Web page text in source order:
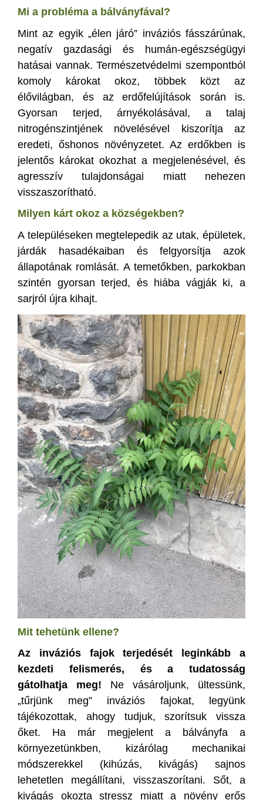
Mi a probléma a bálványfával?
Mint az egyik „élen járó” inváziós fásszárúnak,
negatív gazdasági és humán-egészségügyi
hatásai vannak. Természetvédelmi szempontból
komoly károkat okoz, többek közt az
élővilágban, és az erdőfelújítások során is.
Gyorsan terjed, árnyékolásával, a talaj
nitrogénszintjének növelésével kiszorítja az
eredeti, őshonos növényzetet. Az erdőkben is
jelentős károkat okozhat a megjelenésével, és
agresszív tulajdonságai miatt nehezen
visszaszorítható.
Milyen kárt okoz a községekben?
A településeken megtelepedik az utak, épületek,
járdák hasadékaiban és felgyorsítja azok
állapotának romlását. A temetőkben, parkokban
szintén gyorsan terjed, és hiába vágják ki, a
sarjról újra kihajt.
Mit tehetünk ellene?
Az inváziós fajok terjedését leginkább a
kezdeti felismerés, és a tudatosság
gátolhatja meg! Ne vásároljunk, ültessünk,
„tűrjünk meg” inváziós fajokat, legyünk
tájékozottak, ahogy tudjuk, szorítsuk vissza
őket. Ha már megjelent a bálványfa a
környezetünkben, kizárólag mechanikai
módszerekkel (kihúzás, kivágás) sajnos
lehetetlen megállítani, visszaszorítani. Sőt, a
kivágás okozta stressz miatt a növény erős